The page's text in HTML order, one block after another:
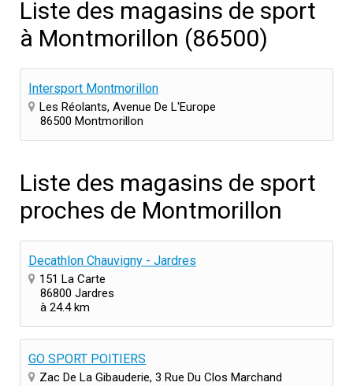
Liste des magasins de sport
à Montmorillon (86500)
Intersport Montmorillon
Les Réolants, Avenue De L'Europe
86500 Montmorillon
Liste des magasins de sport
proches de Montmorillon
Decathlon Chauvigny - Jardres
151 La Carte
86800 Jardres
à 24.4 km
GO SPORT POITIERS
Zac De La Gibauderie, 3 Rue Du Clos Marchand